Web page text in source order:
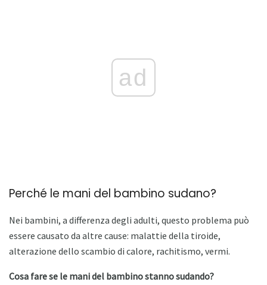
ad
Perché le mani del bambino sudano?
Nei bambini, a differenza degli adulti, questo problema può
essere causato da altre cause: malattie della tiroide,
alterazione dello scambio di calore, rachitismo, vermi.
Cosa fare se le mani del bambino stanno sudando?